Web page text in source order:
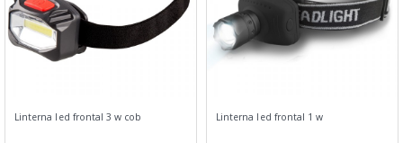
Linterna led frontal 3 w cob Linterna led frontal 1 w